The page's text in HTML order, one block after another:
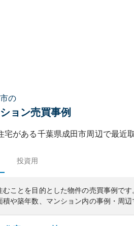
の
ョン売買事例
宅がある千葉県成田市周辺で最近
投資用
むことを目的とした物件の売買事例です
積や築年数、マンション内の事例・周